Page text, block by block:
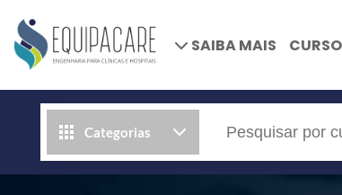
SAIBA MAIS
Categorias